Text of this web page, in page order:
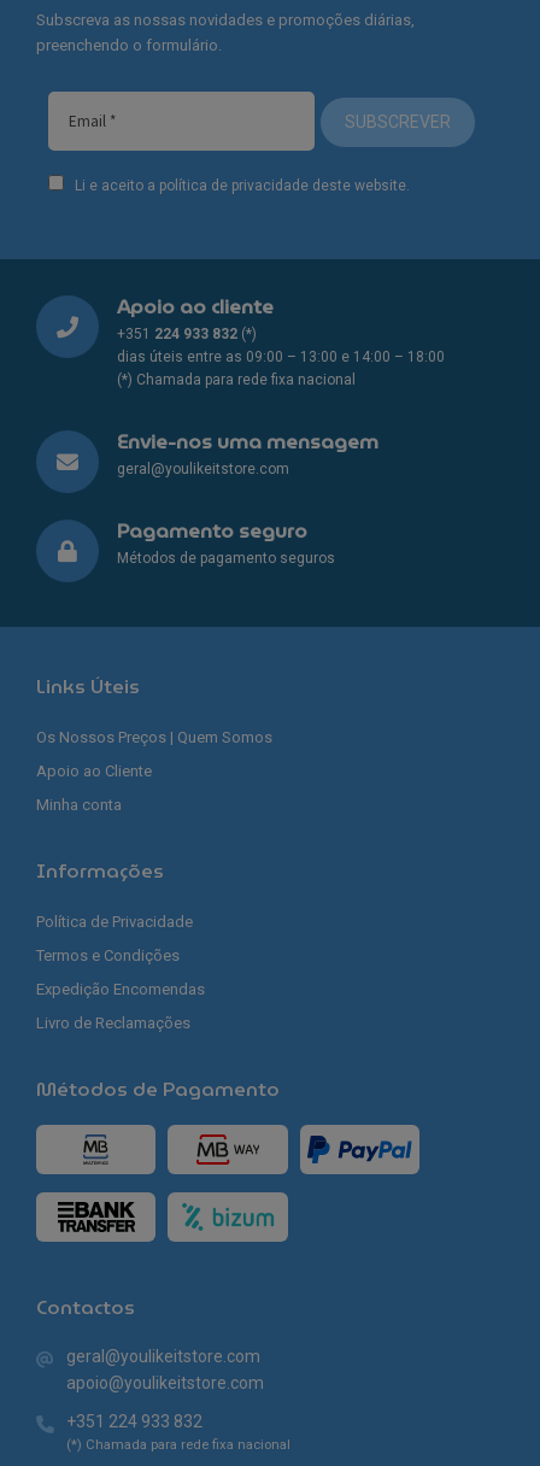
Subscreva as nossas novidades e promoções diárias,
preenchendo o formulário.
SUBSCREVER
Li e aceito a política de privacidade deste website.
Apoio ao cliente
+351 224 933 832 (*)
dias úteis entre as 09:00 – 13:00 e 14:00 – 18:00
(*) Chamada para rede fixa nacional
Envie-nos uma mensagem
geral@youlikeitstore.com
Pagamento seguro
Métodos de pagamento seguros
Links Úteis
Os Nossos Preços | Quem Somos
Apoio ao Cliente
Minha conta
Informações
Política de Privacidade
Termos e Condições
Expedição Encomendas
Livro de Reclamações
Métodos de Pagamento
Contactos
geral@youlikeitstore.com
apoio@youlikeitstore.com
+351 224 933 832
(*) Chamada para rede fixa nacional